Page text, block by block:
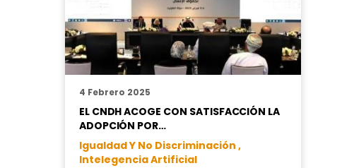
4 Febrero 2025
EL CNDH ACOGE CON SATISFACCIÓN LA
ADOPCIÓN POR…
Igualdad Y No Discriminación ,
Intelegencia Artificial